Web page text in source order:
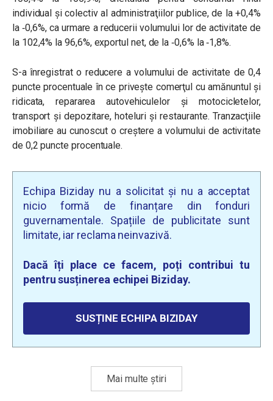
individual şi colectiv al administraţiilor publice, de la +0,4%
la ‐0,6%, ca urmare a reducerii volumului lor de activitate de
la 102,4% la 96,6%, exportul net, de la ‐0,6% la ‐1,8%.
S-a înregistrat o reducere a volumului de activitate de 0,4
puncte procentuale în ce privește comerţul cu amănuntul şi
ridicata, repararea autovehiculelor şi motocicletelor,
transport şi depozitare, hoteluri şi restaurante. Tranzacţiile
imobiliare au cunoscut o creştere a volumului de activitate
de 0,2 puncte procentuale.
Echipa Biziday nu a solicitat și nu a acceptat
nicio formă de finanțare din fonduri
guvernamentale. Spațiile de publicitate sunt
limitate, iar reclama neinvazivă.
Dacă îți place ce facem, poți contribui tu
pentru susținerea echipei Biziday.
SUSȚINE ECHIPA BIZIDAY
Mai multe știri